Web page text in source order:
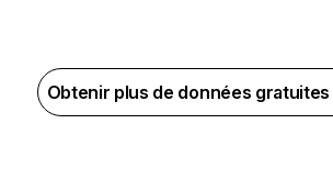
Obtenir plus de données